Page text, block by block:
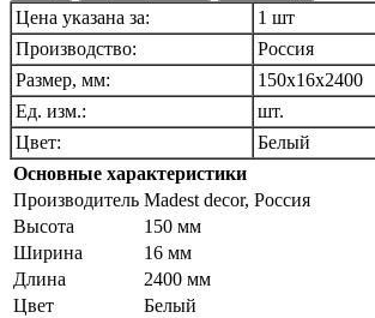
Цена указана за:
1 шт
Производство:
Россия
Размер, мм:
150х16х2400
Ед. изм.:
шт.
Цвет:
Белый
Основные характеристики
Производитель Madest decor, Россия
Высота
150 мм
Ширина
16 мм
Длина
2400 мм
Цвет
Белый